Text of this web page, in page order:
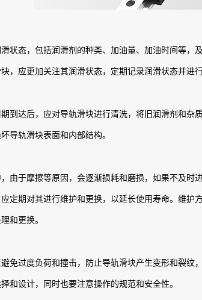
状态，包括润滑剂的种类、加油量、加油时间等
，应更加关注其润滑状态，定期记录润滑状态并进行
到达后，应对导轨滑块进行清洗，将旧润滑剂和
导轨滑块表面和内部结构。
由于摩擦等原因，会逐渐损耗和磨损，如果不及
定期对其进行维护和更换，以延长使用寿命。维
和更换。
免过度负荷和撞击，防止导轨滑块产生变形和裂
和设计，同时也要注意操作的规范和安全性。